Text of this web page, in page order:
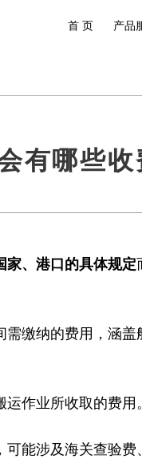
首 页 产品
有哪些收
家、港口的具体规定
需缴纳的费用，涵
作业所收取的费用
能涉及海关查验费